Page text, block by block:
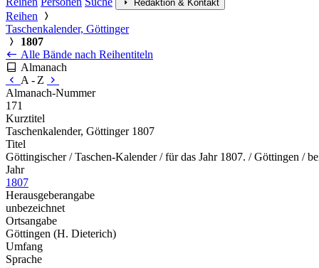
Redaktion & Kontakt
Reihen
Taschenkalender, Göttinger
1807
Alle Bände nach Reihentiteln
Almanach
A - Z
Almanach-Nummer
171
Kurztitel
Taschenkalender, Göttinger 1807
Titel
Göttingischer / Taschen-Kalender / für das Jahr 1807. / Göttingen /
Jahr
1807
Herausgeberangabe
unbezeichnet
Ortsangabe
Göttingen (H. Dieterich)
Umfang
Sprache